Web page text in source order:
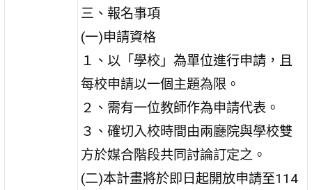
三、報名事項
(一)申請資格
１、以「學校」為單位進行申請，且
每校申請以一個主題為限。
２、需有一位教師作為申請代表。
３、確切入校時間由兩廳院與學校雙
方於媒合階段共同討論訂定之。
(二)本計畫將於即日起開放申請至114